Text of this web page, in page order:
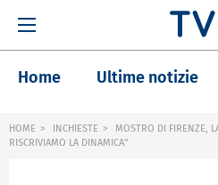
Home Ultime notizie
HOME INCHIESTE
MOSTRO DI FIRENZE,
RISCRIVIAMO LA DINAMICA"